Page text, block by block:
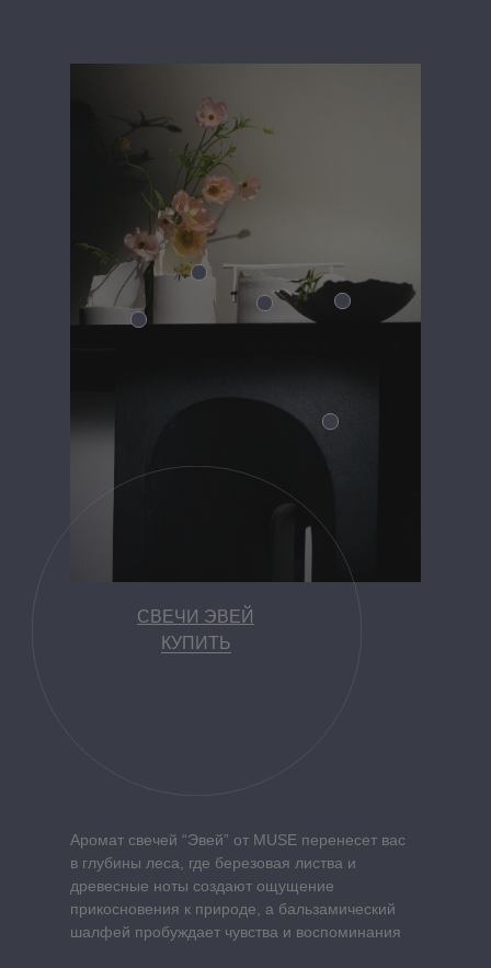
СВЕЧИ ЭВЕЙ
КУПИТЬ
Аромат свечей “Эвей” от MUSE перенесет вас
в глубины леса, где березовая листва и
древесные ноты создают ощущение
прикосновения к природе, а бальзамический
шалфей пробуждает чувства и воспоминания